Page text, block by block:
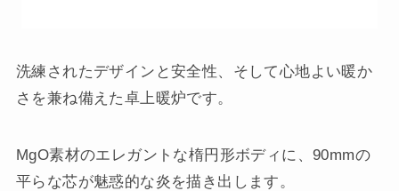
洗練されたデザインと安全性、そして心地よい暖か
さを兼ね備えた卓上暖炉です。
MgO素材のエレガントな楕円形ボディに、90mmの
平らな芯が魅惑的な炎を描き出します。